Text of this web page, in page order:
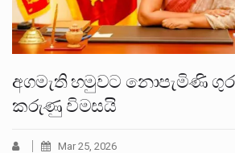
අගමැති හමුවට නොපැමිණි
කරුණු විමසයි
Mar 25, 2026